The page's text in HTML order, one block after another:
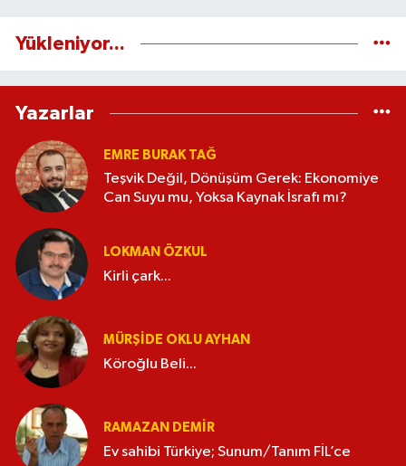
Yükleniyor...
Yazarlar
EMRE BURAK TAĞ
Teşvik Değil, Dönüşüm Gerek: Ekonomiye
Can Suyu mu, Yoksa Kaynak İsrafı mı?
LOKMAN ÖZKUL
Kirli çark...
MÜRŞIDE OKLU AYHAN
Köroğlu Beli...
RAMAZAN DEMİR
Ev sahibi Türkiye; Sunum/Tanım FİL’ce